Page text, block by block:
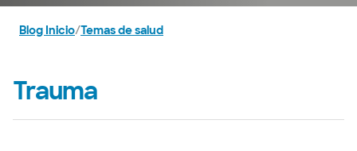
Blog Inicio/Temas de salud
Trauma